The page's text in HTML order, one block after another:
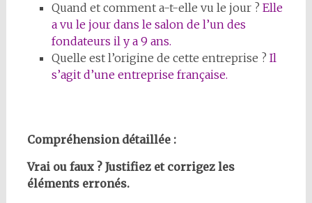
Quand et comment a-t-elle vu le jour ? Elle
a vu le jour dans le salon de l’un des
fondateurs il y a 9 ans.
Quelle est l’origine de cette entreprise ? Il
s’agit d’une entreprise française.
Compréhension détaillée :
Vrai ou faux ? Justifiez et corrigez les
éléments erronés.